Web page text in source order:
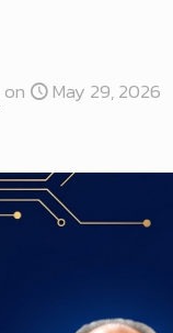
on May 29, 2026